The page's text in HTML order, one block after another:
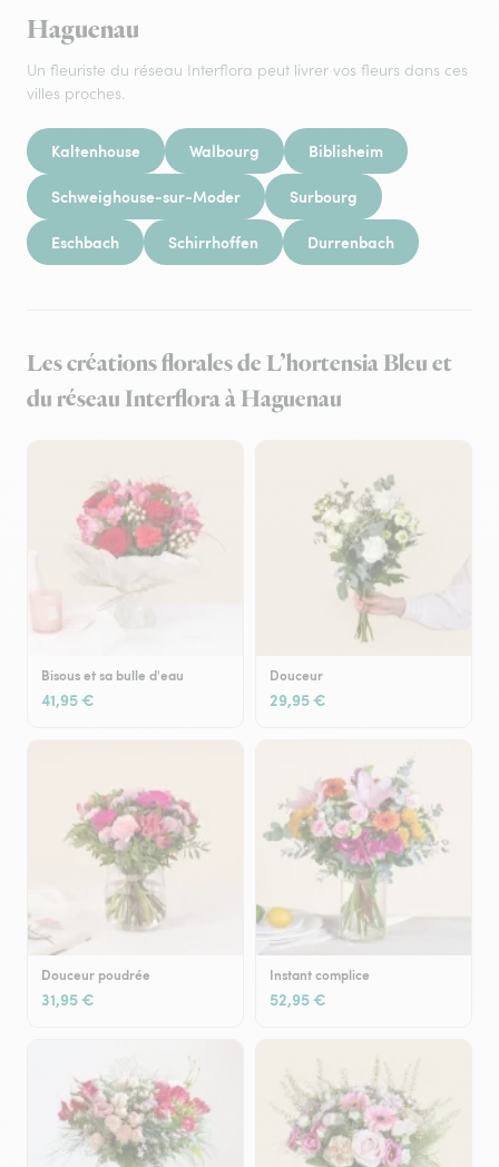
Haguenau
Un fleuriste du réseau Interflora peut livrer vos fleurs dans ces
villes proches.
Kaltenhouse Walbourg Biblisheim
Schweighouse-sur-Moder Surbourg
Eschbach Schirrhoffen Durrenbach
Les créations florales de L’hortensia Bleu et
du réseau Interflora à Haguenau
Bisous et sa bulle d'eau
41,95 €
Douceur
29,95 €
Douceur poudrée
31,95 €
Instant complice
52,95 €